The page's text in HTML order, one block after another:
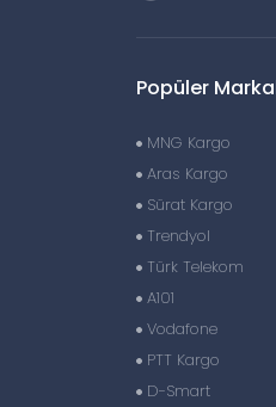
Popüler
MNG Kargo
Aras Kargo
Sürat Kargo
Trendyol
Türk Telekom
A101
Vodafone
PTT Kargo
D-Smart